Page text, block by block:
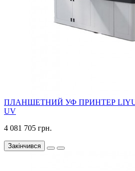
ПЛАНШЕТНИЙ УФ ПРИНТЕР LIYU
UV
4 081 705 грн.
Закінчився